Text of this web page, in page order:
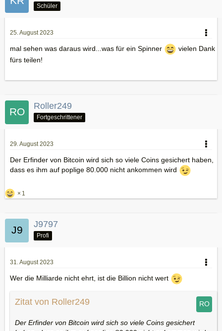
Schüler
25. August 2023
mal sehen was daraus wird...was für ein Spinner
vielen Dank
fürs teilen!
Roller249
Fortgeschrittener
29. August 2023
Der Erfinder von Bitcoin wird sich so viele Coins gesichert haben,
dass es ihm auf poplige 80.000 nicht ankommen wird
1
J9797
Profi
31. August 2023
Wer die Milliarde nicht ehrt, ist die Billion nicht wert
Zitat von Roller249
Der Erfinder von Bitcoin wird sich so viele Coins gesichert